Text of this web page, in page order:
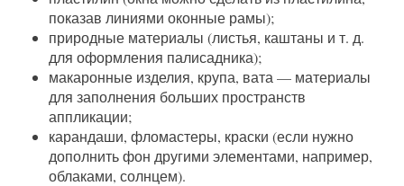
показав линиями оконные рамы);
природные материалы (листья, каштаны и т. д.
для оформления палисадника);
макаронные изделия, крупа, вата — материалы
для заполнения больших пространств
аппликации;
карандаши, фломастеры, краски (если нужно
дополнить фон другими элементами, например,
облаками, солнцем).